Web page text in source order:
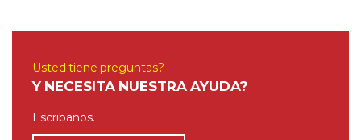
Usted tiene preguntas?
Y NECESITA NUESTRA AYUDA?
Escribanos.